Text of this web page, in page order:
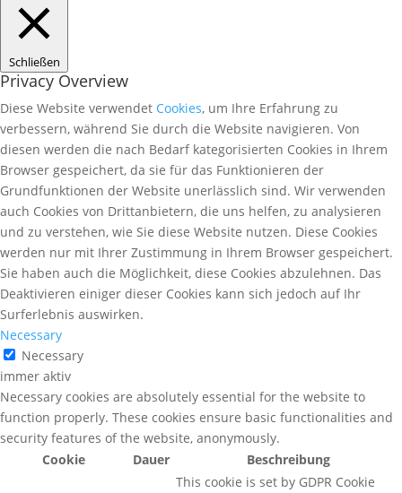
Schließen
Privacy Overview
Diese Website verwendet Cookies, um Ihre Erfahrung zu
verbessern, während Sie durch die Website navigieren. Von
diesen werden die nach Bedarf kategorisierten Cookies in Ihrem
Browser gespeichert, da sie für das Funktionieren der
Grundfunktionen der Website unerlässlich sind. Wir verwenden
auch Cookies von Drittanbietern, die uns helfen, zu analysieren
und zu verstehen, wie Sie diese Website nutzen. Diese Cookies
werden nur mit Ihrer Zustimmung in Ihrem Browser gespeichert.
Sie haben auch die Möglichkeit, diese Cookies abzulehnen. Das
Deaktivieren einiger dieser Cookies kann sich jedoch auf Ihr
Surferlebnis auswirken.
Necessary
Necessary
immer aktiv
Necessary cookies are absolutely essential for the website to
function properly. These cookies ensure basic functionalities and
security features of the website, anonymously.
Cookie
Dauer Beschreibung
This cookie is set by GDPR Cookie